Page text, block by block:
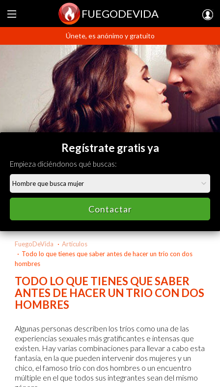
FUEGODEVIDA
Únete, es anónimo y gratuito
Regístrate gratis ya
Empieza diciéndonos qué buscas:
Contactar
FuegoDeVida
Artículos
Todo lo que tienes que saber antes de hacer un trio con dos
hombres
TODO LO QUE TIENES QUE SABER
ANTES DE HACER UN TRIO CON DOS
HOMBRES
Algunas personas describen los tríos como una de las
experiencias sexuales más gratificantes e intensas que
existen. Hay varias combinaciones para llevar a cabo esta
fantasía, en la que pueden intervenir dos mujeres y un
chico, el famoso trío con dos hombres o un encuentro
múltiple en el que todos sus integrantes sean del mismo